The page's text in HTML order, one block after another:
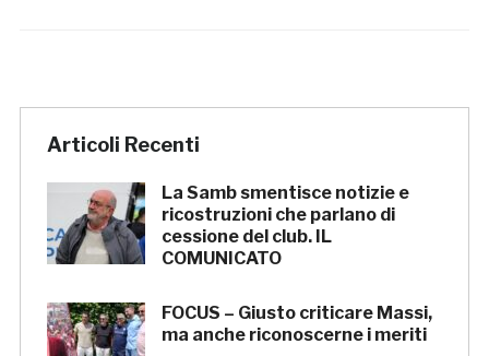
Articoli Recenti
La Samb smentisce notizie e
ricostruzioni che parlano di
cessione del club. IL
COMUNICATO
FOCUS – Giusto criticare Massi,
ma anche riconoscerne i meriti